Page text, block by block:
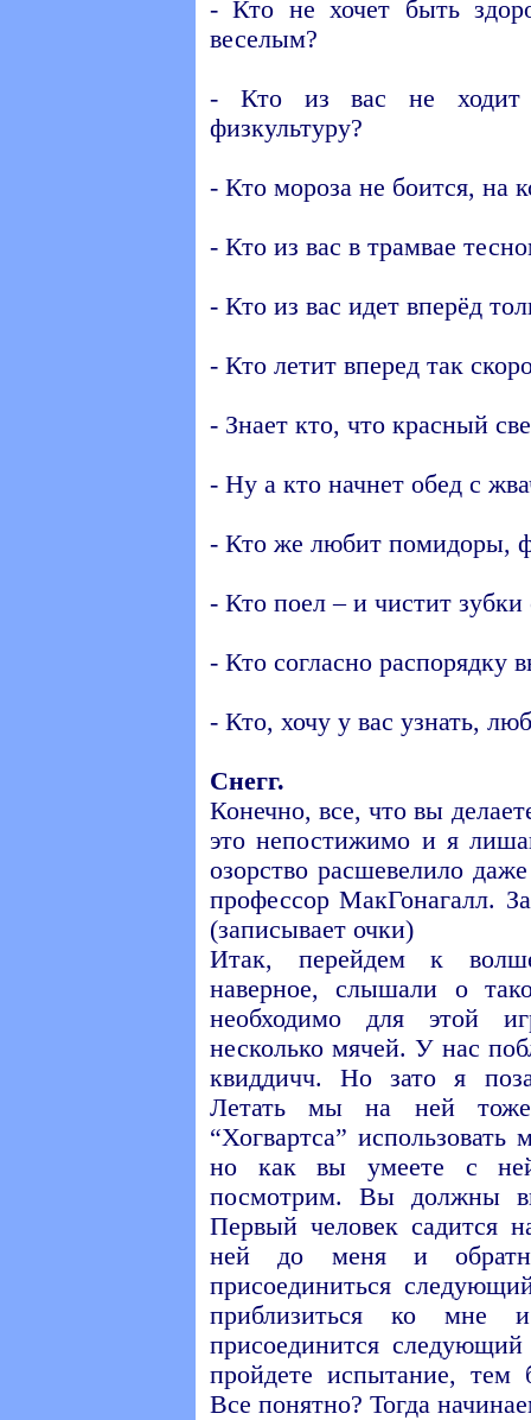
- Кто не хочет быть
веселым?
- Кто из вас не
физкультуру?
- Кто мороза не боится, на
- Кто из вас в трамвае
- Кто из вас идет вперёд
- Кто летит вперед так
- Знает кто, что красный
- Ну а кто начнет обед с
- Кто же любит помидоры,
- Кто поел – и чистит
- Кто согласно распорядку
- Кто, хочу у вас узнать,
Снегг.
Конечно, все, что вы
это непостижимо и я
озорство расшевелило
профессор МакГонагалл.
(записывает очки)
Итак, перейдем к
наверное, слышали о
необходимо для этой
несколько мячей. У нас
квиддичч. Но зато я
Летать мы на ней
“Хогвартса”
но как вы умеете с
посмотрим. Вы должны
Первый человек садится
ней до меня и
присоединиться
приблизиться ко мне
присоединится
пройдете испытание, тем
Все понятно? Тогда